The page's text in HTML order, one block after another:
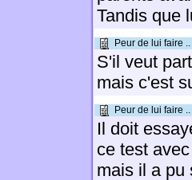
Tandis que
Peur de lui faire ..
S'il veut
mais c'est
Peur de lui faire ..
Il doit
ce test
mais il a pu